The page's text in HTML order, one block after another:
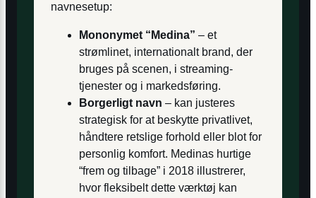
navne­setup:
Mononymet “Medina” – et
strømlinet, internationalt brand, der
bruges på scenen, i streaming-
tjenester og i markedsføring.
Borgerligt navn – kan justeres
strategisk for at beskytte privat­livet,
håndtere retslige forhold eller blot for
personlig komfort. Medinas hurtige
“frem og tilbage” i 2018 illustrerer,
hvor fleksibelt dette værktøj kan